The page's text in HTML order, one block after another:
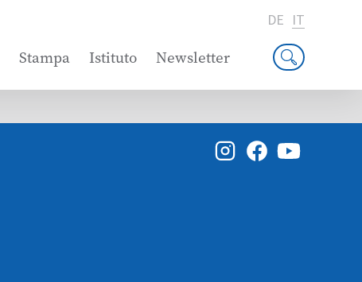
Stampa Istituto Newsletter
DE IT